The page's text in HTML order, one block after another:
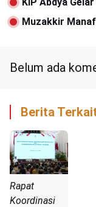
Muzakkir
Belum ada
Berita
Rapat
Koordinasi